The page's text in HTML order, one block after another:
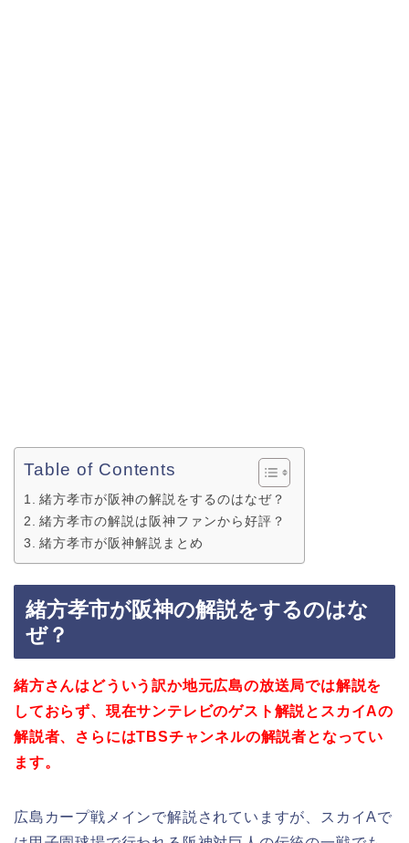
Table of Contents
緒方孝市が阪神の解説をするのはなぜ？
緒方孝市の解説は阪神ファンから好評？
緒方孝市が阪神解説まとめ
緒方孝市が阪神の解説をするのはな
ぜ？
緒方さんはどういう訳か地元広島の放送局では解説を
しておらず、現在サンテレビのゲスト解説とスカイAの
解説者、さらにはTBSチャンネルの解説者となってい
ます。
広島カープ戦メインで解説されていますが、スカイAで